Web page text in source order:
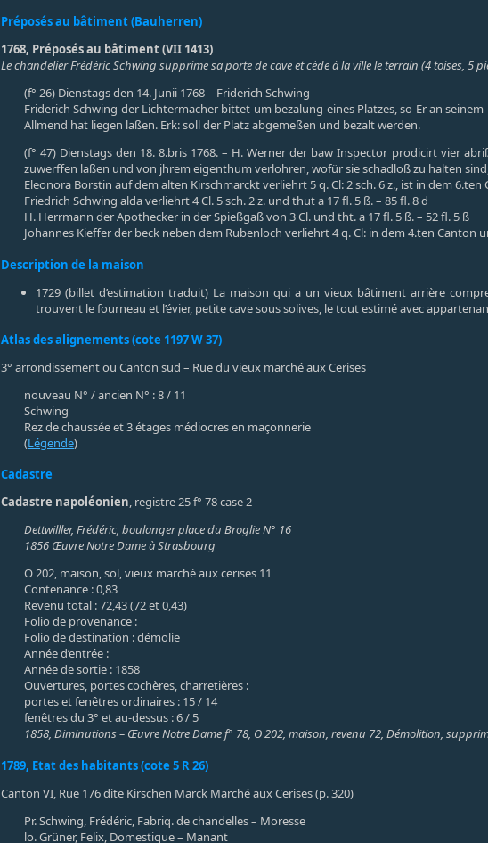
Préposés au bâtiment (Bauherren)
1768, Préposés au bâtiment (VII 1413)
Le chandelier Frédéric Schwing supprime sa porte de cave et cède à la ville le terrain (4 toises, 5
(f° 26) Dienstags den 14. Junii 1768 – Friderich Schwing
Friderich Schwing der Lichtermacher bittet um bezalung eines Platzes, so Er an
Allmend hat liegen laßen. Erk: soll der Platz abgemeßen und bezalt werden.
(f° 47) Dienstags den 18. 8.bris 1768. – H. Werner der baw Inspector prodicirt vier
zuwerffen laßen und von jhrem eigenthum verlohren, wofür sie schadloß zu halten
Eleonora Borstin auf dem alten Kirschmarckt verliehrt 5 q. Cl: 2 sch. 6 z., ist in dem
Friedrich Schwing alda verliehrt 4 Cl. 5 sch. 2 z. und thut a 17 fl. 5 ß. – 85 fl. 8 d
H. Herrmann der Apothecker in der Spießgaß von 3 Cl. und tht. a 17 fl. 5 ß. – 52 fl. 5 ß
Johannes Kieffer der beck neben dem Rubenloch verliehrt 4 q. Cl: in dem 4.ten Canton
Description de la maison
1729 (billet d’estimation traduit) La maison qui a un vieux bâtiment arrière
trouvent le fourneau et l’évier, petite cave sous solives, le tout estimé avec
Atlas des alignements (cote 1197 W 37)
3° arrondissement ou Canton sud – Rue du vieux marché aux Cerises
nouveau N° / ancien N° : 8 / 11
Schwing
Rez de chaussée et 3 étages médiocres en maçonnerie
(Légende)
Cadastre
Cadastre napoléonien, registre 25 f° 78 case 2
Dettwilller, Frédéric, boulanger place du Broglie N° 16
1856 Œuvre Notre Dame à Strasbourg
O 202, maison, sol, vieux marché aux cerises 11
Contenance : 0,83
Revenu total : 72,43 (72 et 0,43)
Folio de provenance :
Folio de destination : démolie
Année d’entrée :
Année de sortie : 1858
Ouvertures, portes cochères, charretières :
portes et fenêtres ordinaires : 15 / 14
fenêtres du 3° et au-dessus : 6 / 5
1858, Diminutions – Œuvre Notre Dame f° 78, O 202, maison, revenu 72, Démolition,
1789, Etat des habitants (cote 5 R 26)
Canton VI, Rue 176 dite Kirschen Marck Marché aux Cerises (p. 320)
Pr. Schwing, Frédéric, Fabriq. de chandelles – Moresse
lo. Grüner, Felix, Domestique – Manant